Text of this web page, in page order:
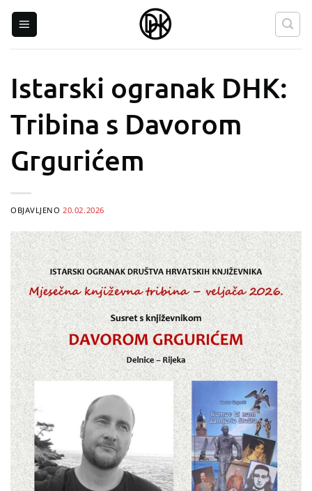
Istarski ogranak DHK:
Tribina s Davorom
Grgurićem
OBJAVLJENO20.02.2026